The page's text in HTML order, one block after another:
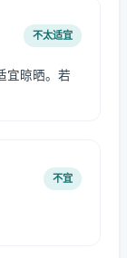
不太适宜
宜晾晒。若
不宜